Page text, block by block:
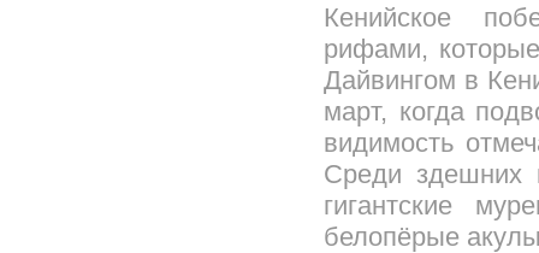
Кенийское
рифами,
Дайвингом в
март, когда
видимость
Среди здешних
гигантские
белопёрые